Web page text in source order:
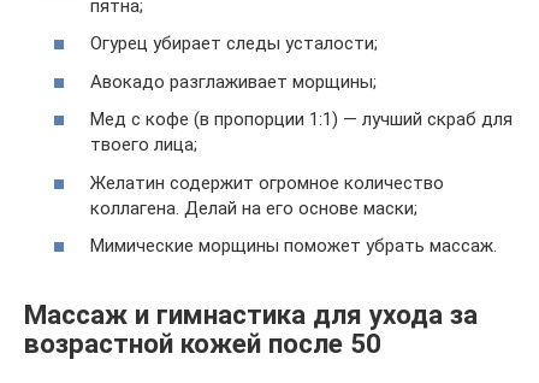
пятна;
Огурец убирает следы усталости;
Авокадо разглаживает морщины;
Мед с кофе (в пропорции 1:1) — лучший скраб для
твоего лица;
Желатин содержит огромное количество
коллагена. Делай на его основе маски;
Мимические морщины поможет убрать массаж.
Массаж и гимнастика для ухода за
возрастной кожей после 50